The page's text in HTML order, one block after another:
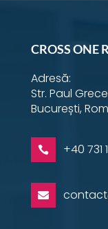
CROSS ONE
Adresă:
Str. Paul
București,
 +40 731
